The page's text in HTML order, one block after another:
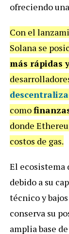
ofreciendo una
Con el
Solana se
más rápidas
como
donde
costos de gas.
El ecosistema
debido a su
técnico y
conserva su
amplia base